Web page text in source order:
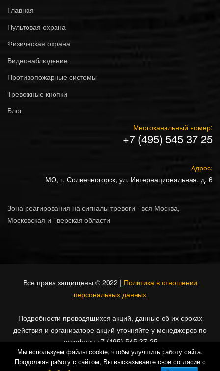
Главная
Пультовая охрана
Физическая охрана
Видеонаблюдение
Противопожарные системы
Тревожные кнопки
Блог
Многоканальный номер:
+7 (495) 545 37 25
Адрес:
МО, г. Солнечногорск, ул. Интернациональная, д. 6
Зона реагирования на сигналы тревоги - вся Москва,
Московская и Тверская области
Все права защищены © 2022 | Политика в отношении
персональных данных
Подробности проводящихся акций, данные об их сроках
действия и организаторе акций уточняйте у менеджеров по
телефону +7 (495) 545-37-25
Мы используем файлы cookie, чтобы улучшить работу сайта.
Продолжая работу с сайтом, Вы высказываете свое согласие с